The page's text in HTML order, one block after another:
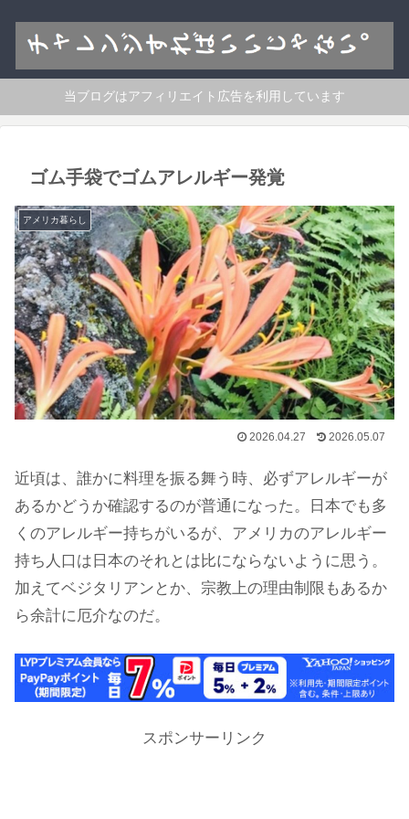
当ブログはアフィリエイト広告を利用しています
ゴム手袋でゴムアレルギー発覚
アメリカ暮らし
2026.04.27 2026.05.07
近頃は、誰かに料理を振る舞う時、必ずアレルギーが
あるかどうか確認するのが普通になった。日本でも多
くのアレルギー持ちがいるが、アメリカのアレルギー
持ち人口は日本のそれとは比にならないように思う。
加えてベジタリアンとか、宗教上の理由制限もあるか
ら余計に厄介なのだ。
スポンサーリンク